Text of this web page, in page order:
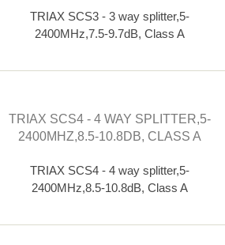
TRIAX SCS3 - 3 way splitter,5-
2400MHz,7.5-9.7dB, Class A
TRIAX SCS4 - 4 WAY SPLITTER,5-
2400MHZ,8.5-10.8DB, CLASS A
TRIAX SCS4 - 4 way splitter,5-
2400MHz,8.5-10.8dB, Class A